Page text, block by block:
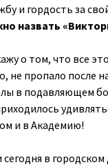
и гордость за
назвать
о том, что все
не пропало после
в подавляющем
и в Академию!
сегодня в